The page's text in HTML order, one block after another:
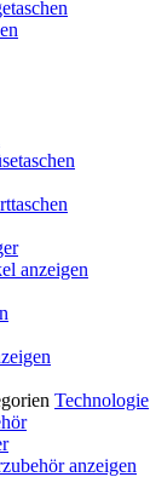
anzeigen
Technologie
anzeigen